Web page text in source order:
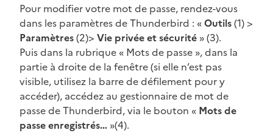
Pour modifier votre mot de passe, rendez-vous
dans les paramètres de Thunderbird : «Outils(1) >
Paramètres(2)> Vie privée et sécurité » (3).
Puis dans la rubrique « Mots de passe », dans la
partie à droite de la fenêtre (si elle n’est pas
visible, utilisez la barre de défilement pour y
accéder), accédez au gestionnaire de mot de
passe de Thunderbird, via le bouton « Mots de
passe enregistrés… »(4).